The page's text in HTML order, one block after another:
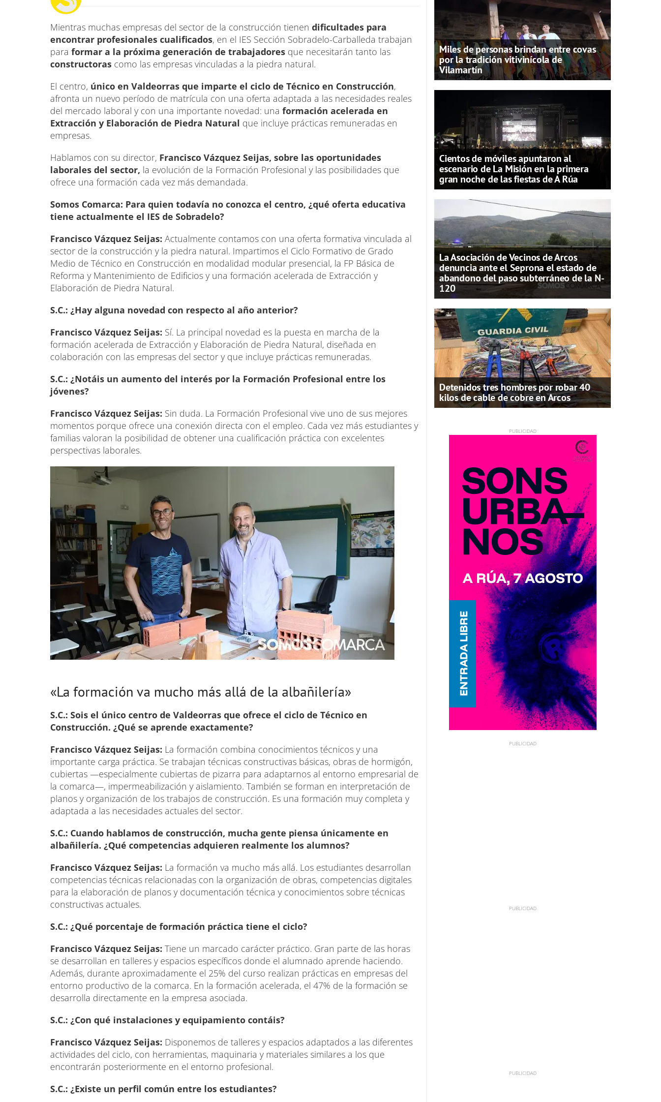
Mientras muchas empresas del sector de la construcción tienen dificultades para
encontrar profesionales cualificados, en el IES Sección Sobradelo-Carballeda trabajan
para formar a la próxima generación de trabajadores que necesitarán tanto las
constructoras como las empresas vinculadas a la piedra natural.
El centro, único en Valdeorras que imparte el ciclo de Técnico en Construcción,
afronta un nuevo período de matrícula con una oferta adaptada a las necesidades reales
del mercado laboral y con una importante novedad: una formación acelerada en
Extracción y Elaboración de Piedra Natural que incluye prácticas remuneradas en
empresas.
Hablamos con su director, Francisco Vázquez Seijas, sobre las oportunidades
laborales del sector, la evolución de la Formación Profesional y las posibilidades que
ofrece una formación cada vez más demandada.
Somos Comarca: Para quien todavía no conozca el centro, ¿qué oferta educativa
tiene actualmente el IES de Sobradelo?
Francisco Vázquez Seijas: Actualmente contamos con una oferta formativa vinculada al
sector de la construcción y la piedra natural. Impartimos el Ciclo Formativo de Grado
Medio de Técnico en Construcción en modalidad modular presencial, la FP Básica de
Reforma y Mantenimiento de Edificios y una formación acelerada de Extracción y
Elaboración de Piedra Natural.
S.C.: ¿Hay alguna novedad con respecto al año anterior?
Francisco Vázquez Seijas: Sí. La principal novedad es la puesta en marcha de la
formación acelerada de Extracción y Elaboración de Piedra Natural, diseñada en
colaboración con las empresas del sector y que incluye prácticas remuneradas.
S.C.: ¿Notáis un aumento del interés por la Formación Profesional entre los
jóvenes?
Francisco Vázquez Seijas: Sin duda. La Formación Profesional vive uno de sus mejores
momentos porque ofrece una conexión directa con el empleo. Cada vez más estudiantes y
familias valoran la posibilidad de obtener una cualificación práctica con excelentes
perspectivas laborales.
«La formación va mucho más allá de la albañilería»
S.C.: Sois el único centro de Valdeorras que ofrece el ciclo de Técnico en
Construcción. ¿Qué se aprende exactamente?
Francisco Vázquez Seijas: La formación combina conocimientos técnicos y una
importante carga práctica. Se trabajan técnicas constructivas básicas, obras de hormigón,
cubiertas —especialmente cubiertas de pizarra para adaptarnos al entorno empresarial de
la comarca—, impermeabilización y aislamiento. También se forman en interpretación de
planos y organización de los trabajos de construcción. Es una formación muy completa y
adaptada a las necesidades actuales del sector.
S.C.: Cuando hablamos de construcción, mucha gente piensa únicamente en
albañilería. ¿Qué competencias adquieren realmente los alumnos?
Francisco Vázquez Seijas: La formación va mucho más allá. Los estudiantes desarrollan
competencias técnicas relacionadas con la organización de obras, competencias digitales
para la elaboración de planos y documentación técnica y conocimientos sobre técnicas
constructivas actuales.
S.C.: ¿Qué porcentaje de formación práctica tiene el ciclo?
Francisco Vázquez Seijas: Tiene un marcado carácter práctico. Gran parte de las horas
se desarrollan en talleres y espacios específicos donde el alumnado aprende haciendo.
Además, durante aproximadamente el 25% del curso realizan prácticas en empresas del
entorno productivo de la comarca. En la formación acelerada, el 47% de la formación se
desarrolla directamente en la empresa asociada.
S.C.: ¿Con qué instalaciones y equipamiento contáis?
Francisco Vázquez Seijas: Disponemos de talleres y espacios adaptados a las diferentes
actividades del ciclo, con herramientas, maquinaria y materiales similares a los que
encontrarán posteriormente en el entorno profesional.
S.C.: ¿Existe un perfil común entre los estudiantes?
Miles de personas brindan entre covas
por la tradición vitivinícola de
Vilamartín
Cientos de móviles apuntaron al
escenario de La Misión en la primera
gran noche de las fiestas de A Rúa
La Asociación de Vecinos de Arcos
denuncia ante el Seprona el estado de
abandono del paso subterráneo de la N-
120
Detenidos tres hombres por robar 40
kilos de cable de cobre en Arcos